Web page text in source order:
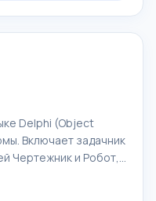
письма
Delphi (Object
Включает задачник
Чертежник и Робот,
назначение